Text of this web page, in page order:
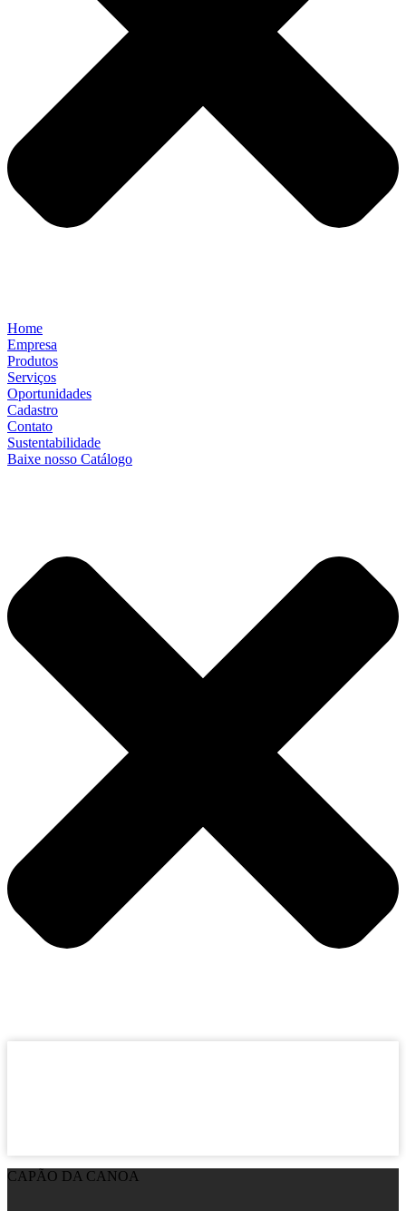
Home
Empresa
Produtos
Serviços
Oportunidades
Cadastro
Contato
Sustentabilidade
Baixe nosso Catálogo
CAPÃO DA CANOA